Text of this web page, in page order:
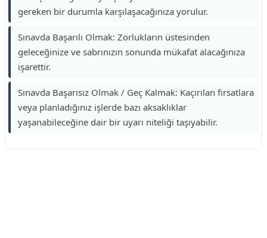
gereken bir durumla karşılaşacağınıza yorulur.
Sınavda Başarılı Olmak: Zorlukların üstesinden
geleceğinize ve sabrınızın sonunda mükafat alacağınıza
işarettir.
Sınavda Başarısız Olmak / Geç Kalmak: Kaçırılan fırsatlara
veya planladığınız işlerde bazı aksaklıklar
yaşanabileceğine dair bir uyarı niteliği taşıyabilir.